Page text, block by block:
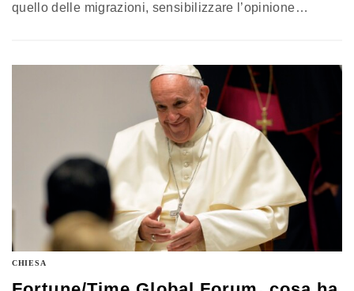
quello delle migrazioni, sensibilizzare l’opinione
Parola di Carlotta Sami, spokesperson Unhcr per il Sud
CHIESA